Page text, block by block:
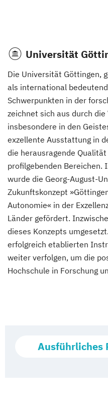
Universität
Die Universität Göttingen,
als international
Schwerpunkten in der
zeichnet sich aus durch
insbesondere in den
exzellente Ausstattung in
die herausragende
profilgebenden
wurde die Georg-August-
Zukunftskonzept
Autonomie« in der
Länder gefördert.
dieses Konzepts
erfolgreich etablierten
weiter verfolgen, um die
Hochschule in Forschung
Ausführliches